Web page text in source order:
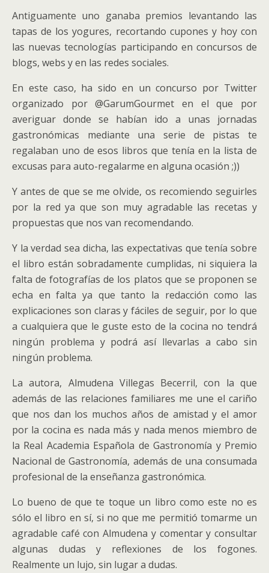
Antiguamente uno ganaba premios levantando las
tapas de los yogures, recortando cupones y hoy con
las nuevas tecnologías participando en concursos de
blogs, webs y en las redes sociales.
En este caso, ha sido en un concurso por Twitter
organizado por @GarumGourmet en el que por
averiguar donde se habían ido a unas jornadas
gastronómicas mediante una serie de pistas te
regalaban uno de esos libros que tenía en la lista de
excusas para auto-regalarme en alguna ocasión ;))
Y antes de que se me olvide, os recomiendo seguirles
por la red ya que son muy agradable las recetas y
propuestas que nos van recomendando.
Y la verdad sea dicha, las expectativas que tenía sobre
el libro están sobradamente cumplidas, ni siquiera la
falta de fotografías de los platos que se proponen se
echa en falta ya que tanto la redacción como las
explicaciones son claras y fáciles de seguir, por lo que
a cualquiera que le guste esto de la cocina no tendrá
ningún problema y podrá así llevarlas a cabo sin
ningún problema.
La autora, Almudena Villegas Becerril, con la que
además de las relaciones familiares me une el cariño
que nos dan los muchos años de amistad y el amor
por la cocina es nada más y nada menos miembro de
la Real Academia Española de Gastronomía y Premio
Nacional de Gastronomía, además de una consumada
profesional de la enseñanza gastronómica.
Lo bueno de que te toque un libro como este no es
sólo el libro en sí, si no que me permitió tomarme un
agradable café con Almudena y comentar y consultar
algunas dudas y reflexiones de los fogones.
Realmente un lujo, sin lugar a dudas.